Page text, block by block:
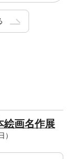
絵画名作展